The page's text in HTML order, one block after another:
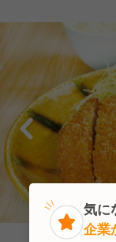
気に
企業